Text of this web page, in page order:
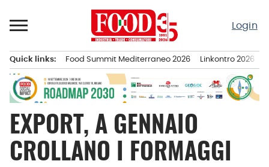
al
Login
principale
Quick links: Food Summit Mediterraneo 2026 Linkontro 2026
EXPORT, A GENNAIO
CROLLANO I FORMAGGI